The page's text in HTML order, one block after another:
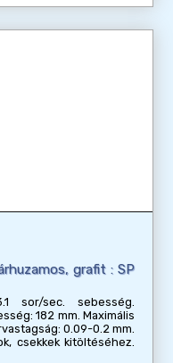
grafit : SP
sor/sec. sebesség.
182 mm. Maximális
0.09-0.2 mm.
csekkek kitöltéséhez.